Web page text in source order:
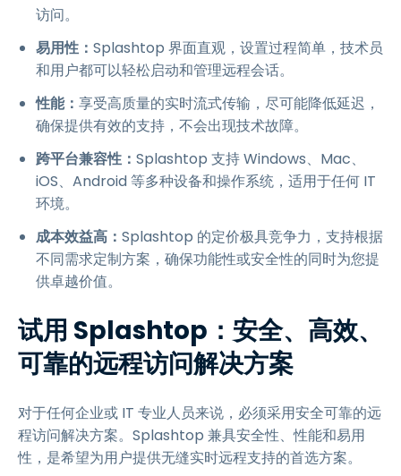
访问。
易用性： Splashtop 界面直观，设置过程简单，技术员
和用户都可以轻松启动和管理远程会话。
性能： 享受高质量的实时流式传输，尽可能降低延迟，
确保提供有效的支持，不会出现技术故障。
跨平台兼容性： Splashtop 支持 Windows、Mac、
iOS、Android 等多种设备和操作系统，适用于任何 IT
环境。
成本效益高： Splashtop 的定价极具竞争力，支持根据
不同需求定制方案，确保功能性或安全性的同时为您提
供卓越价值。
试用 Splashtop：安全、高效、
可靠的远程访问解决方案
对于任何企业或 IT 专业人员来说，必须采用安全可靠的远
程访问解决方案。Splashtop 兼具安全性、性能和易用
性，是希望为用户提供无缝实时远程支持的首选方案。